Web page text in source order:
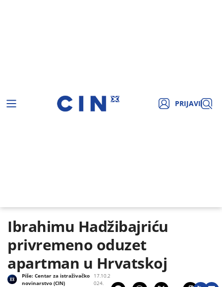
PRIJAVI
Ibrahimu Hadžibajriću
privremeno oduzet
apartman u Hrvatskoj
17.10.2
024.
Piše: Centar za istraživačko
novinarstvo (CIN)